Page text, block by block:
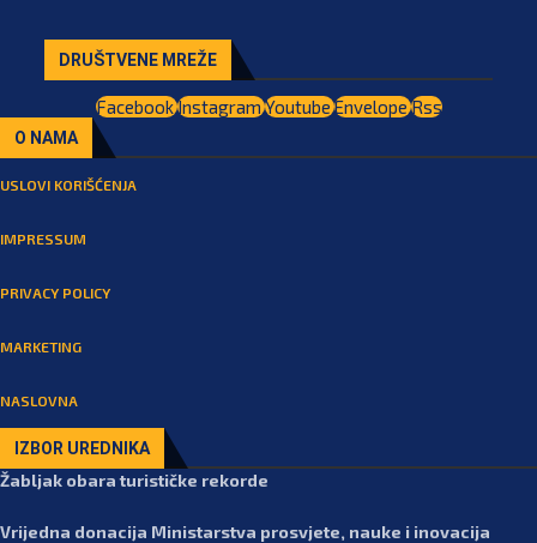
DRUŠTVENE MREŽE
FacebookInstagramYoutubeEnvelopeRss
O NAMA
USLOVI KORIŠĆENJA
IMPRESSUM
PRIVACY POLICY
MARKETING
NASLOVNA
IZBOR UREDNIKA
Žabljak obara turističke rekorde
Vrijedna donacija Ministarstva prosvjete, nauke i inovacija